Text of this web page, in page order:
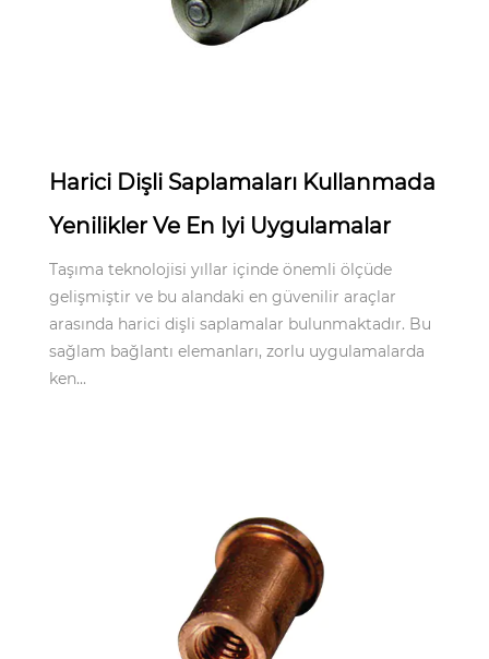
Harici Dişli Saplamaları Kullanmada
Yenilikler Ve En Iyi Uygulamalar
Taşıma teknolojisi yıllar içinde önemli ölçüde
gelişmiştir ve bu alandaki en güvenilir araçlar
arasında harici dişli saplamalar bulunmaktadır. Bu
sağlam bağlantı elemanları, zorlu uygulamalarda
ken...